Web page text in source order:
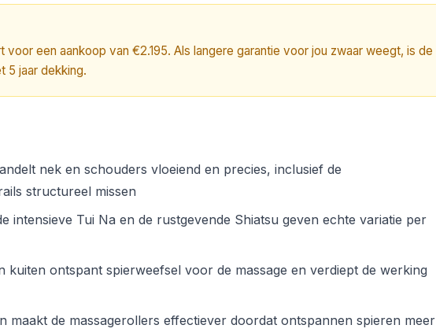
voor een aankoop van €2.195. Als langere garantie voor jou zwaar weegt, is de
5 jaar dekking.
nek en schouders vloeiend en precies, inclusief de
structureel missen
intensieve Tui Na en de rustgevende Shiatsu geven echte variatie per
kuiten ontspant spierweefsel voor de massage en verdiept de werking
maakt de massagerollers effectiever doordat ontspannen spieren meer